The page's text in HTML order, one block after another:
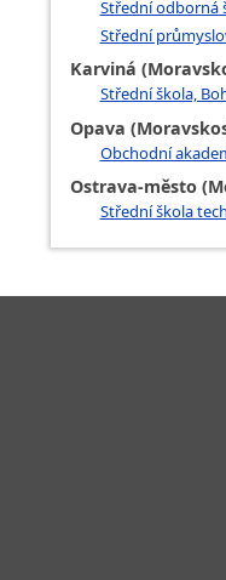
Střední odborná
Střední
Karviná
Střední škola,
Opava
Obchodní
Ostrava-město
Střední škola